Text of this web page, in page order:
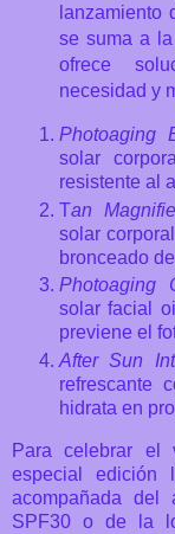
lanzamiento
se suma a
ofrece
necesidad y
Photoaging
solar
resistente al
Tan
solar
bronceado
Photoaging
solar facial
previene el
After Sun
refrescante
hidrata en
Para celebrar el
especial edición
acompañada del
SPF30 o de la